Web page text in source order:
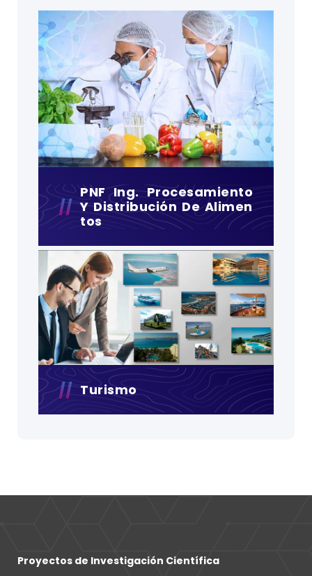
PNF Ing. Procesamiento
Y Distribución De Alimen
Tos
Turismo
Proyectos de Investigación Científica